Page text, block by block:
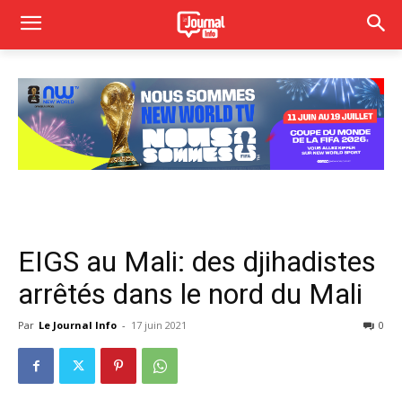
EIGS au Mali: des djihadistes
arrêtés dans le nord du Mali
Par Le Journal Info - 17 juin 2021 0